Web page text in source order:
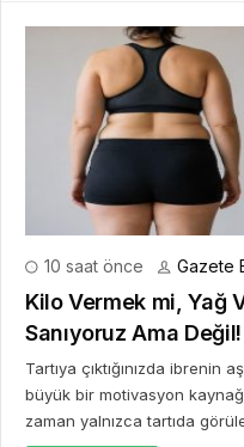
10 saat önce Gazete
Kilo Vermek mi, Yağ
Sanıyoruz Ama Değil!
Tartıya çıktığınızda ibrenin
büyük bir motivasyon
zaman yalnızca tartıda